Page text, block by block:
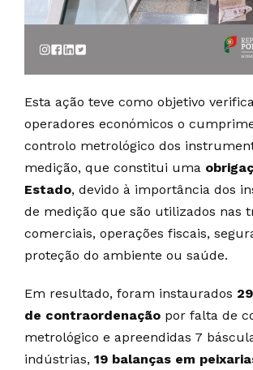
Esta ação teve como objetivo
operadores económicos o
controlo metrológico dos
medição, que constitui uma
Estado, devido à importância dos
de medição que são utilizados nas
comerciais, operações fiscais,
proteção do ambiente ou saúde.
Em resultado, foram instaurados
de contraordenação por falta de
metrológico e apreendidas 7
indústrias, 19 balanças em